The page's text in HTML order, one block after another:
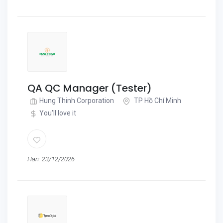
QA QC Manager (Tester)
Hung Thinh Corporation
TP Hồ Chí Minh
You'll love it
Hạn: 23/12/2026